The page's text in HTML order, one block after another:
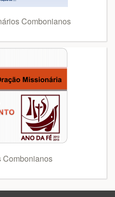
Combonianos
Combonianos